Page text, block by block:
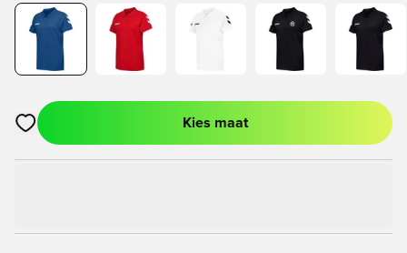
Opent een venster om in te loggen of je aan te melden als lid
Kies maat